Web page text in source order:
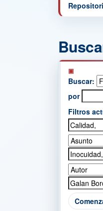
Buscar:
por
Filtros